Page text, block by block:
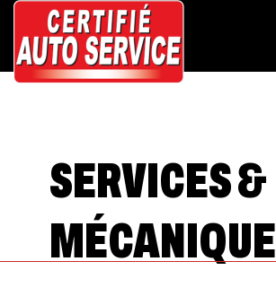
SERVICES &
MÉCANIQUE